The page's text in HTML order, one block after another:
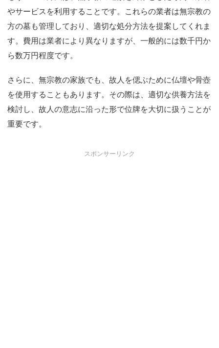
やサービスを利用することです。これらの業者は無宗教の
方の墓も管理しており、適切な処分方法を提案してくれま
す。費用は業者により異なりますが、一般的には数千円か
ら数万円程度です。
さらに、無宗教の家族でも、故人を偲ぶために仏壇や骨壺
を使用することもあります。その際は、適切な供養方法を
検討し、故人の意志に沿った形で位牌を大切に扱うことが
重要です。
スポンサーリンク